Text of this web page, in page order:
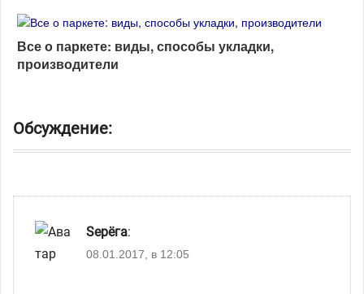
Все о паркете: виды, способы укладки,
производители
Обсуждение:
Sерёга:
08.01.2017, в 12:05